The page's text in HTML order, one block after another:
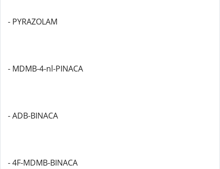
- PYRAZOLAM
- MDMB-4-nl-PINACA
- ADB-BINACA
- 4F-MDMB-BINACA